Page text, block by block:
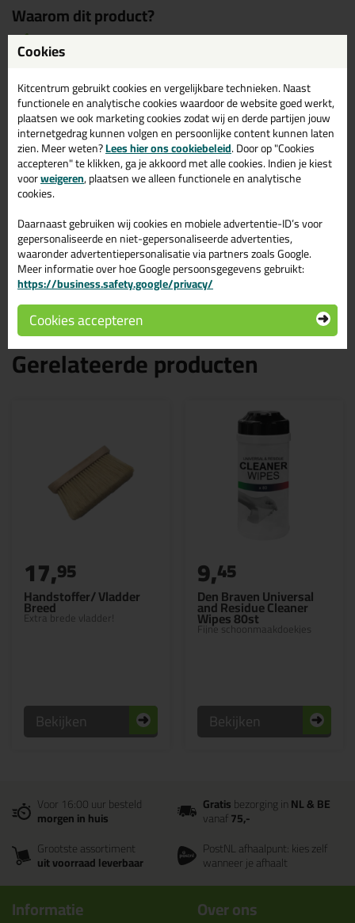
Waarom dit product?
Met5 sterrenbeoordeeld
In 550ml worst verpakking
Voor de groot verbruiker
Omschrijving Specificaties Reviews (1)
Zwaluw Acryl-W (worst)
550ml in Wit
Bestel de Zwaluw Acryl-W (worst) 550ml in Wit vandaag nog!
Vandaag besteld = morgen in huis.
Wil je meer weten over de toepassing en kenmerken van dit
product?Lees alles over dit product >
Gerelateerde producten
Handstoffer/ Vladder
Breed
Extra brede vladder!
17,95
Bekijken
Den Braven Universal
and Residue Cleaner
Wipes 80st
Fijne schoonmaakdoekjes
9,45
Bekijken
Voor 16:00 uur besteld
morgen in huis
Gratisbezorging inNL & BE
vanaf75,-
Grootste assortiment
uit voorraad leverbaar
PostNL afhaalpunt: kies zelf
wanneer je afhaalt
Informatie Over ons
Cookies
Kitcentrum gebruikt cookies en vergelijkbare technieken. Naast
functionele en analytische cookies waardoor de website goed werkt,
plaatsen we ook marketing cookies zodat wij en derde partijen jouw
internetgedrag kunnen volgen en persoonlijke content kunnen laten
zien. Meer weten?Lees hier ons cookiebeleid. Door op "Cookies
accepteren" te klikken, ga je akkoord met alle cookies. Indien je kiest
voorweigeren, plaatsen we alleen functionele en analytische
cookies.
Daarnaast gebruiken wij cookies en mobiele advertentie-ID’s voor
gepersonaliseerde en niet-gepersonaliseerde advertenties,
waaronder advertentiepersonalisatie via partners zoals Google.
Meer informatie over hoe Google persoonsgegevens gebruikt:
https://business.safety.google/privacy/
Cookies accepteren